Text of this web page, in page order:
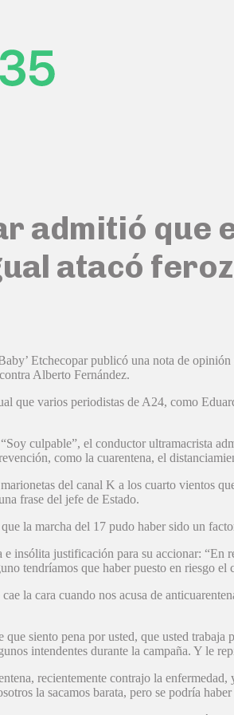
admitió que
atacó
Etchecopar publicó una nota de
Alberto Fernández.
que varios periodistas de A24, como
culpable”, el conductor ultramacrista
como la cuarentena, el
del canal K a los cuarto vientos
frase del jefe de Estado.
la marcha del 17 pudo haber sido un
insólita justificación para su accionar:
tendríamos que haber puesto en riesgo el
la cara cuando nos acusa de
siento pena por usted, que usted
intendentes durante la campaña. Y le
recientemente contrajo la
la sacamos barata, pero se podría